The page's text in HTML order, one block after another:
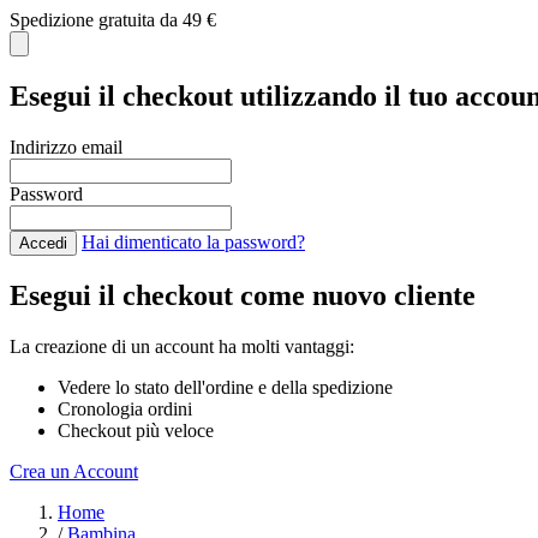
Spedizione gratuita da 49 €
Esegui il checkout utilizzando il tuo
Indirizzo email
Password
Accedi Hai dimenticato la password?
Esegui il checkout come nuovo cliente
La creazione di un account ha molti vantaggi:
Vedere lo stato dell'ordine e della spedizione
Cronologia ordini
Checkout più veloce
Crea un Account
Home
/ Bambina